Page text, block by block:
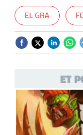
EL GRA
ET